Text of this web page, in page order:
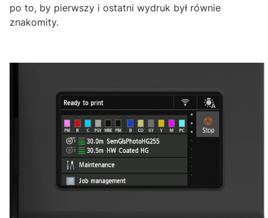
po to, by pierwszy i ostatni wydruk był równie
znakomity.